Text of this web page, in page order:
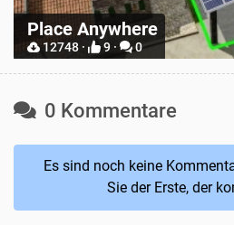
Place Anywhere
12748 · 9 · 0
0 Kommentare
Es sind noch keine
Sie der Erste, der